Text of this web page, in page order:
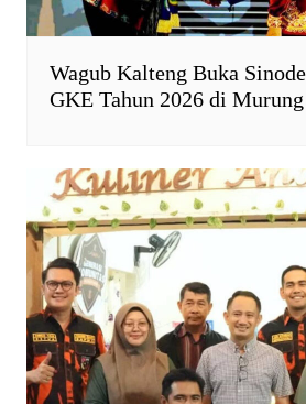
Wagub Kalteng Buka
GKE Tahun 2026 di Murung